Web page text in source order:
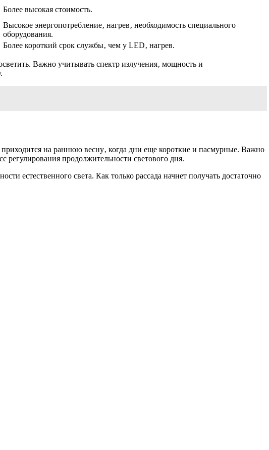
Более высокая стоимость.
Высокое энергопотребление‚ нагрев‚ необходимость специального
оборудования.
Более короткий срок службы‚ чем у LED‚ нагрев.
Важно учитывать спектр излучения‚ мощность и
на раннюю весну‚ когда дни еще короткие и пасмурные. Важно
регулирования продолжительности светового дня.
естественного света. Как только рассада начнет получать достаточно